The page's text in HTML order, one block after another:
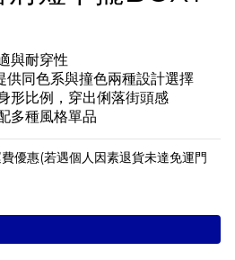
與耐穿性
同色系與撞色兩種設計選擇
形比例，穿出俐落街頭感
多種風格單品
優惠(若遇個人因素退貨未達免運門